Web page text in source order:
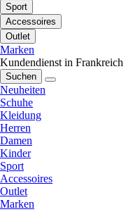
Sport
Accessoires
Outlet
Marken
Kundendienst in Frankreich
Suchen
Neuheiten
Schuhe
Kleidung
Herren
Damen
Kinder
Sport
Accessoires
Outlet
Marken